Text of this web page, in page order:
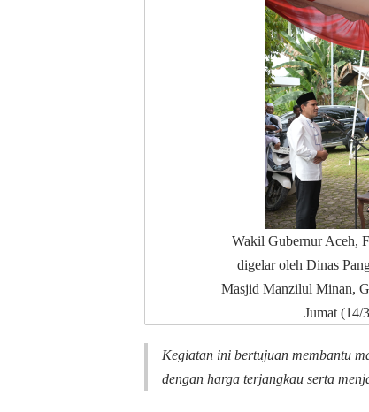
Wakil Gubernur Aceh,
digelar oleh Dinas
Masjid Manzilul Minan,
Jumat (14/
Kegiatan ini bertujuan membantu
dengan harga terjangkau serta